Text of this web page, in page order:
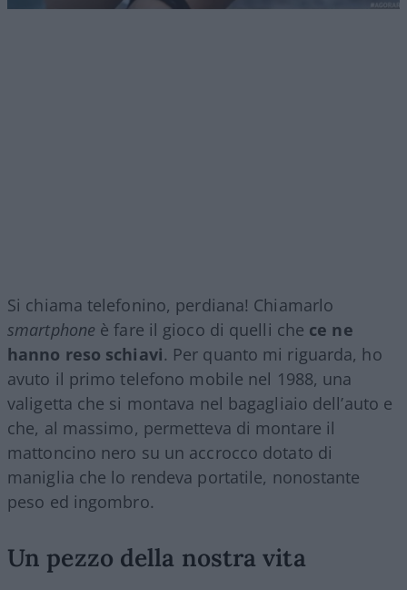
Si chiama telefonino, perdiana! Chiamarlo
smartphone è fare il gioco di quelli che ce ne
hanno reso schiavi. Per quanto mi riguarda, ho
avuto il primo telefono mobile nel 1988, una
valigetta che si montava nel bagagliaio dell’auto e
che, al massimo, permetteva di montare il
mattoncino nero su un accrocco dotato di
maniglia che lo rendeva portatile, nonostante
peso ed ingombro.
Un pezzo della nostra vita